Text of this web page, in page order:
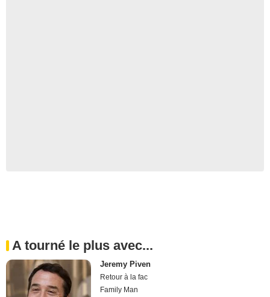
A tourné le plus avec...
Jeremy Piven
Retour à la fac
Family Man